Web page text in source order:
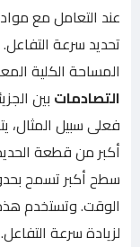
عند التعامل مع
تحديد سرعة
المساحة الكلية
التصادماتبين
فعلى سبيل
أكبر من قطعة
سطح أكبر تسمح
الوقت. وتستخدم
لزيادة سرعة التفاعل.